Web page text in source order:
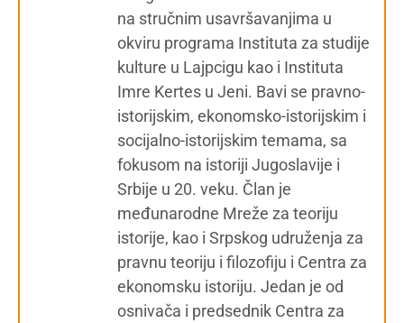
na stručnim usavršavanjima u
okviru programa Instituta za studije
kulture u Lajpcigu kao i Instituta
Imre Kertes u Jeni. Bavi se pravno-
istorijskim, ekonomsko-istorijskim i
socijalno-istorijskim temama, sa
fokusom na istoriji Jugoslavije i
Srbije u 20. veku. Član je
međunarodne Mreže za teoriju
istorije, kao i Srpskog udruženja za
pravnu teoriju i filozofiju i Centra za
ekonomsku istoriju. Jedan je od
osnivača i predsednik Centra za